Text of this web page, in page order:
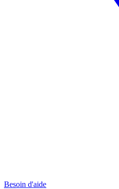
Besoin d'aide